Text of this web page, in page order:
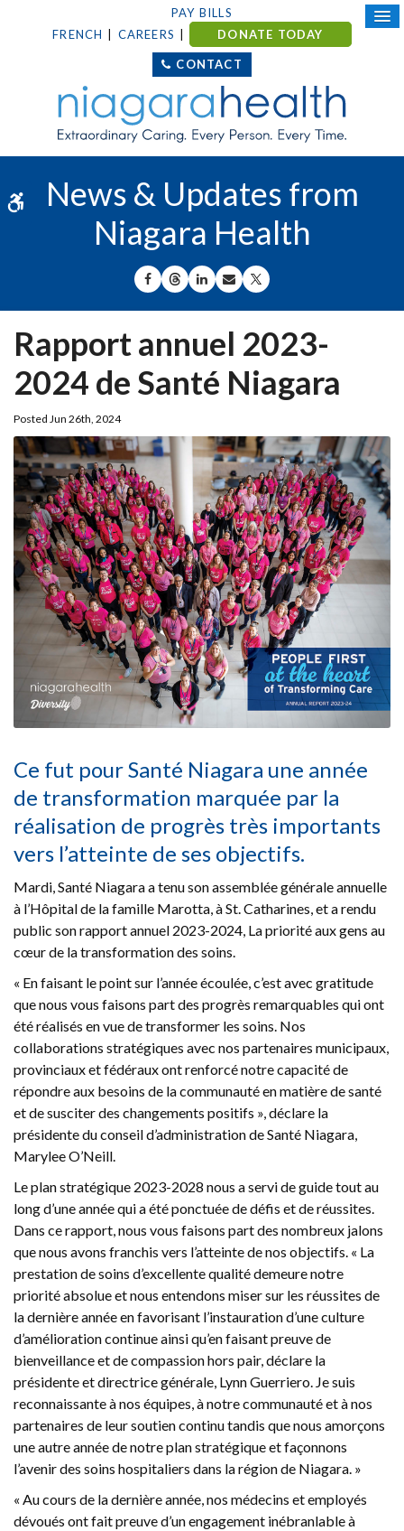
Accessible Version
PAY BILLS
FRENCH
CAREERS DONATE TODAY
CONTACT
News & Updates from
Niagara Health
SHARE ON FACEBOOK
SHARE ON THREADS
SHARE ON LINKEDIN
SHARE BY EMAIL
SHARE ON X
Rapport annuel 2023-
2024 de Santé Niagara
Posted Jun 26th, 2024
Ce fut pour Santé Niagara une année
de transformation marquée par la
réalisation de progrès très importants
vers l’atteinte de ses objectifs.
Mardi, Santé Niagara a tenu son assemblée générale annuelle
à l’Hôpital de la famille Marotta, à St. Catharines, et a rendu
public son rapport annuel 2023-2024, La priorité aux gens au
cœur de la transformation des soins.
« En faisant le point sur l’année écoulée, c’est avec gratitude
que nous vous faisons part des progrès remarquables qui ont
été réalisés en vue de transformer les soins. Nos
collaborations stratégiques avec nos partenaires municipaux,
provinciaux et fédéraux ont renforcé notre capacité de
répondre aux besoins de la communauté en matière de santé
et de susciter des changements positifs », déclare la
présidente du conseil d’administration de Santé Niagara,
Marylee O’Neill.
Le plan stratégique 2023-2028 nous a servi de guide tout au
long d’une année qui a été ponctuée de défis et de réussites.
Dans ce rapport, nous vous faisons part des nombreux jalons
que nous avons franchis vers l’atteinte de nos objectifs. « La
prestation de soins d’excellente qualité demeure notre
priorité absolue et nous entendons miser sur les réussites de
la dernière année en favorisant l’instauration d’une culture
d’amélioration continue ainsi qu’en faisant preuve de
bienveillance et de compassion hors pair, déclare la
présidente et directrice générale, Lynn Guerriero. Je suis
reconnaissante à nos équipes, à notre communauté et à nos
partenaires de leur soutien continu tandis que nous amorçons
une autre année de notre plan stratégique et façonnons
l’avenir des soins hospitaliers dans la région de Niagara. »
« Au cours de la dernière année, nos médecins et employés
dévoués ont fait preuve d’un engagement inébranlable à